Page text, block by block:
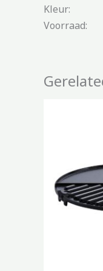
Kleur:
Voorraad: